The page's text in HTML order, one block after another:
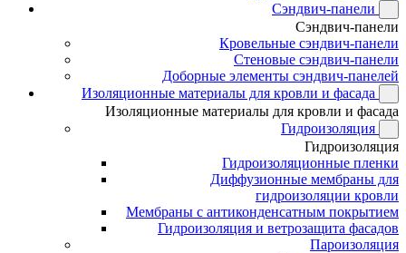
Сэндвич-панели
Сэндвич-панели
Кровельные сэндвич-панели
Стеновые сэндвич-панели
Доборные элементы сэндвич-панелей
Изоляционные материалы для кровли и фасада
Изоляционные материалы для кровли и фасада
Гидроизоляция
Гидроизоляция
Гидроизоляционные пленки
Диффузионные мембраны для
гидроизоляции кровли
Мембраны с антиконденсатным покрытием
Гидроизоляция и ветрозащита фасадов
Пароизоляция